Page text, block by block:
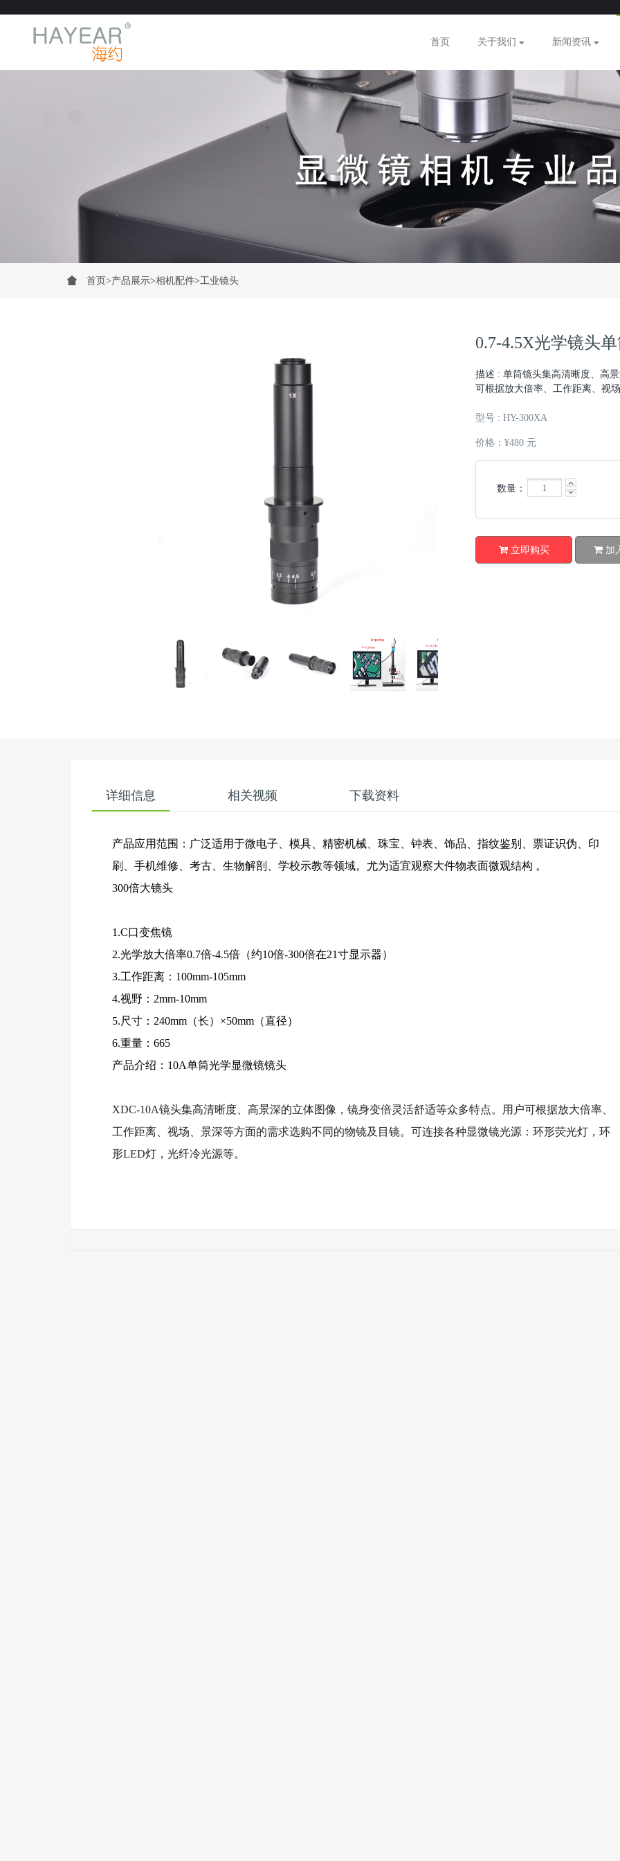
首页 关于我们 新闻资讯
首页>产品展示>相机配件>工业镜头
0.7-4.5X光学镜头
描述 : 单筒镜头集高清晰度、高
可根据放大倍率、工作距离、视
型号 : HY-300XA
价格：¥480 元
数量：
立即购买 加
详细信息 相关视频 下载资料
产品应用范围：广泛适用于微电子、模具、精密机械、珠宝、钟表、饰品、指纹鉴别、票证识伪、印
刷、手机维修、考古、生物解剖、学校示教等领域。尤为适宜观察大件物表面微观结构 。
300倍大镜头
1.C口变焦镜
2.光学放大倍率0.7倍-4.5倍（约10倍-300倍在21寸显示器）
3.工作距离：100mm-105mm
4.视野：2mm-10mm
5.尺寸：240mm（长）×50mm（直径）
6.重量：665
产品介绍：10A单筒光学显微镜镜头
XDC-10A镜头集高清晰度、高景深的立体图像，镜身变倍灵活舒适等众多特点。用户可根据放大倍率、
工作距离、视场、景深等方面的需求选购不同的物镜及目镜。可连接各种显微镜光源：环形荧光灯，环
形LED灯，光纤冷光源等。